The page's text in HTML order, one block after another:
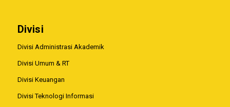
Divisi
Divisi Administrasi Akademik
Divisi Umum & RT
Divisi Keuangan
Divisi Teknologi Informasi